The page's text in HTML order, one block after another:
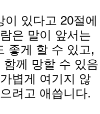
있다고 20절에
은 말이 앞서는
좋게 할 수 있고,
께 망할 수 있음
볍게 여기지 않
려고 애씁니다.